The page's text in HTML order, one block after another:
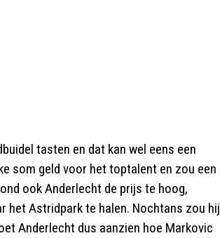
tasten en dat kan wel eens een
som geld voor het toptalent en zou een
ook Anderlecht de prijs te hoog,
het Astridpark te halen. Nochtans zou hij
Anderlecht dus aanzien hoe Markovic